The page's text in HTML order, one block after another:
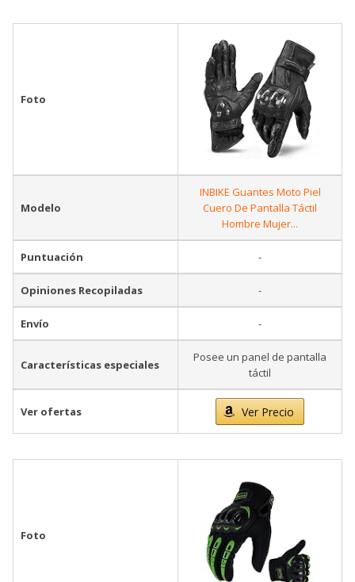
Foto
Modelo
INBIKE Guantes Moto Piel
Cuero De Pantalla Táctil
Hombre Mujer...
Puntuación -
Opiniones Recopiladas -
Envío -
Características especiales
Posee un panel de pantalla
táctil
Ver ofertas Ver Precio
Foto